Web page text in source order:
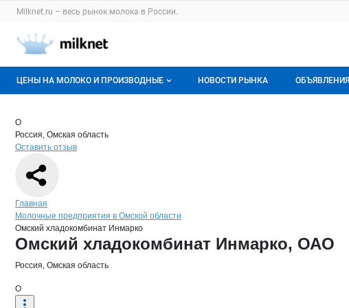
Раздел навигации по сайту milknet.ru
Milknet.ru – весь рынок молока в России.
Авторизация и меню пользователя
Навигация по разделам сайта milknet.ru
ЦЕНЫ НА МОЛОКО И ПРОИЗВОДНЫЕ
О мониторингах
Актуальные мониторинги
Отзывы
НОВОСТИ РЫНКА ОБЪЯВЛЕНИЯ
Страница компании
Страница компании
Краткая информация о компании
О
Россия, Омская область
Оставить отзыв
Навигация по сайту
Главная
Молочные предприятия в Омской области
Омский хладокомбинат Инмарко
Основная информация о компании
Омский хладокомбинат Инмарко, ОАО
Россия, Омская область
О